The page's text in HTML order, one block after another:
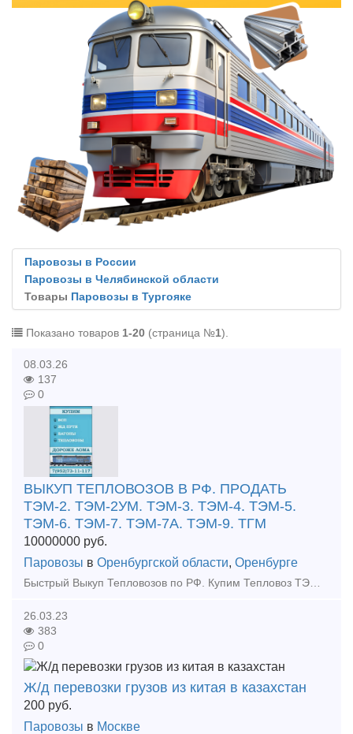
Паровозы в России
Паровозы в Челябинской области
Товары Паровозы в Тургояке
Показано товаров 1-20 (страница №1).
08.03.26
137
0
ВЫКУП ТЕПЛОВОЗОВ В РФ. ПРОДАТЬ
ТЭМ-2. ТЭМ-2УМ. ТЭМ-3. ТЭМ-4. ТЭМ-5.
ТЭМ-6. ТЭМ-7. ТЭМ-7А. ТЭМ-9. ТГМ
10000000 руб.
Паровозы в Оренбургской области, Оренбурге
Быстрый Выкуп Тепловозов по РФ. Купим Тепловоз ТЭМ. Выкуп Тепловоза ТГМ. Скупка тепловозов ТГК. Купим тепловозы б/у любых марок, в любом состоянии. Расчёт любым удобным для вас способом. Работаем по в
26.03.23
383
0
Ж/д перевозки грузов из китая в казахстан
200 руб.
Паровозы в Москве